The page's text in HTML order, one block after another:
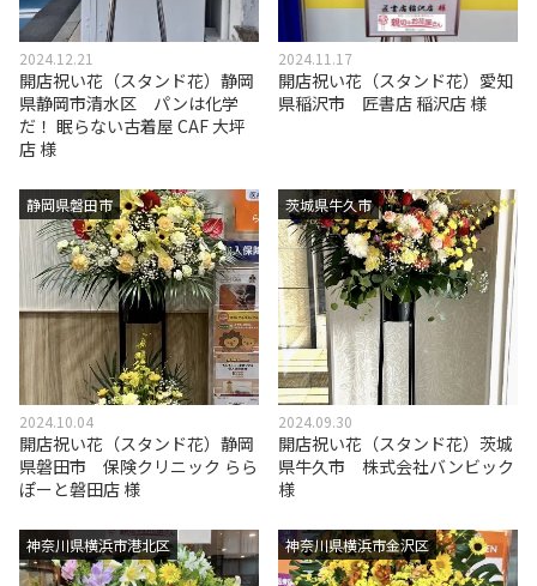
2024.12.21
開店祝い花（スタンド花）静岡
県静岡市清水区 パンは化学
だ！ 眠らない古着屋 CAF 大坪
店 様
2024.11.17
開店祝い花（スタンド花）愛知
県稲沢市 匠書店 稲沢店 様
静岡県磐田市
2024.10.04
開店祝い花（スタンド花）静岡
県磐田市 保険クリニック らら
ぽーと磐田店 様
茨城県牛久市
2024.09.30
開店祝い花（スタンド花）茨城
県牛久市 株式会社バンビック
様
神奈川県横浜市港北区 神奈川県横浜市金沢区